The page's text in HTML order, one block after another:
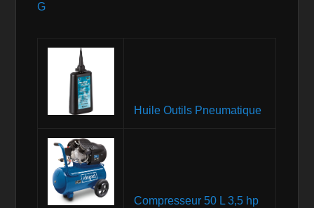
G
Huile Outils Pneumatique
Compresseur 50 L 3,5 hp